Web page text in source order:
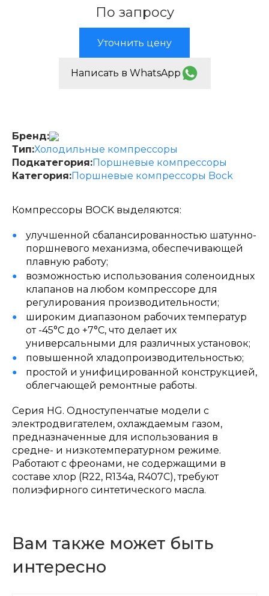
По запросу
Уточнить цену
Написать в WhatsApp
Бренд:
Тип:Холодильные компрессоры
Подкатегория:Поршневые компрессоры
Категория:Поршневые компрессоры Bock
Компрессоры BOCK выделяются:
улучшенной сбалансированностью шатунно-
поршневого механизма, обеспечивающей
плавную работу;
возможностью использования соленоидных
клапанов на любом компрессоре для
регулирования производительности;
широким диапазоном рабочих температур
от -45°С до +7°С, что делает их
универсальными для различных установок;
повышенной хладопроизводительностью;
простой и унифицированной конструкцией,
облегчающей ремонтные работы.
Серия HG. Одноступенчатые модели с
электродвигателем, охлаждаемым газом,
предназначенные для использования в
средне- и низкотемпературном режиме.
Работают с фреонами, не содержащими в
составе хлор (R22, R134a, R407C), требуют
полиэфирного синтетического масла.
Вам также может быть
интересно